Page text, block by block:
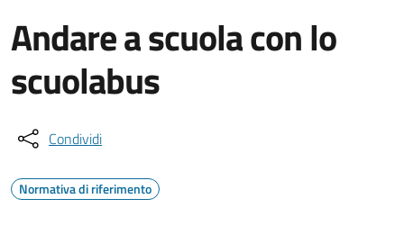
Andare a scuola con lo
scuolabus
Condividi
Normativa di riferimento